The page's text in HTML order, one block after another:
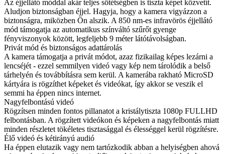
Az éjjellátó móddal akár teljes sötétségben is tiszta képet közvetít.
Aludjon biztonságban éjjel. Hagyja, hogy a kamera vigyázzon a
biztonságra, miközben Ön alszik. A 850 nm-es infravörös éjjellátó
mód támogatja az automatikus színváltó szűrőt gyenge
fényviszonyok között, legfeljebb 9 méter látótávolságban.
Privát mód és biztonságos adattárolás
A kamera támogatja a privát módot, azaz fizikailag képes lezárni a
lencséjét - ezzel semmilyen videó vagy kép nem tárolódik a belső
tárhelyén és továbbításra sem kerül. A kamerába rakható MicroSD
kártyára is rögzíthet képeket és videókat, így akkor se veszik el
semmi ha éppen nincs internet.
Nagyfelbontású videó
Rögzítsen minden fontos pillanatot a kristálytiszta 1080p FULLHD
felbontásban. A rögzített videókon és képeken a nagyfelbontás miatt
minden részletet tökéletes tisztasággal és élességgel kerül rögzítésre.
Élő videó és kétirányú audió
Ha éppen elutazik vagy nem tartózkodik abban a helyiségben ahová